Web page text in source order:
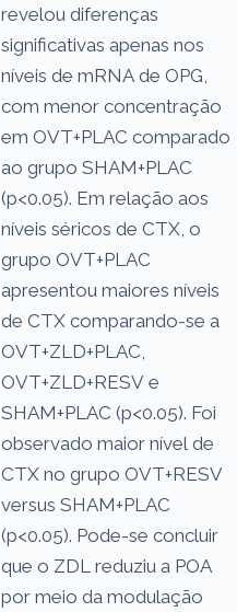
revelou diferenças
significativas apenas nos
níveis de mRNA de OPG,
com menor concentração
em OVT+PLAC comparado
ao grupo SHAM+PLAC
(p<0.05). Em relação aos
níveis séricos de CTX, o
grupo OVT+PLAC
apresentou maiores níveis
de CTX comparando-se a
OVT+ZLD+PLAC,
OVT+ZLD+RESV e
SHAM+PLAC (p<0.05). Foi
observado maior nível de
CTX no grupo OVT+RESV
versus SHAM+PLAC
(p<0.05). Pode-se concluir
que o ZDL reduziu a POA
por meio da modulação